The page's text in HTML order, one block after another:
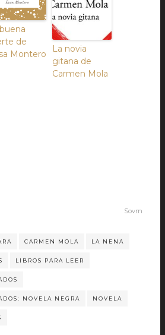
de
Montero
La novia
gitana de
Carmen Mola
Sovrn
CARMEN MOLA LA NENA
LIBROS PARA LEER
NOVELA NEGRA NOVELA